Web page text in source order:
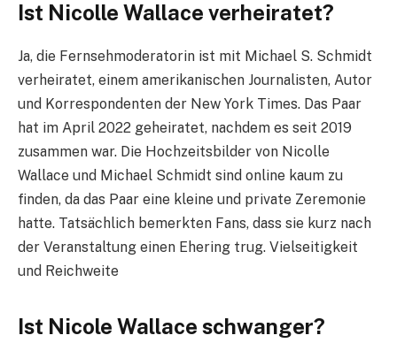
Ist Nicolle Wallace verheiratet?
Ja, die Fernsehmoderatorin ist mit Michael S. Schmidt
verheiratet, einem amerikanischen Journalisten, Autor
und Korrespondenten der New York Times. Das Paar
hat im April 2022 geheiratet, nachdem es seit 2019
zusammen war. Die Hochzeitsbilder von Nicolle
Wallace und Michael Schmidt sind online kaum zu
finden, da das Paar eine kleine und private Zeremonie
hatte. Tatsächlich bemerkten Fans, dass sie kurz nach
der Veranstaltung einen Ehering trug. Vielseitigkeit
und Reichweite
Ist Nicole Wallace schwanger?